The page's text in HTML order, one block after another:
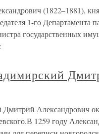
(1822–1881),
1-го Департамента
государственных
Александрович
1259 году